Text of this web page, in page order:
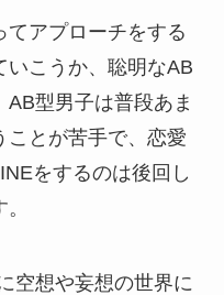
てアプローチをする
いこうか、聡明なAB
型男子は普段あま
ことが苦手で、恋愛
をするのは後回し
空想や妄想の世界に